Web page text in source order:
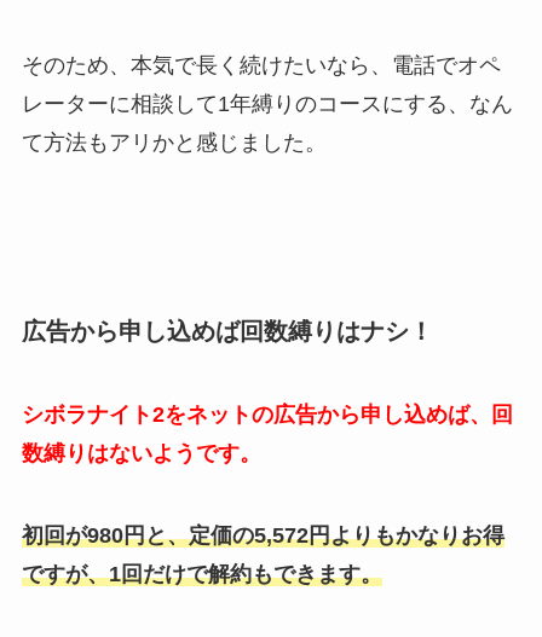
そのため、本気で長く続けたいなら、電話でオペ
レーターに相談して1年縛りのコースにする、なん
て方法もアリかと感じました。
広告から申し込めば回数縛りはナシ！
シボラナイト2をネットの広告から申し込めば、回
数縛りはないようです。
初回が980円と、定価の5,572円よりもかなりお得
ですが、1回だけで解約もできます。